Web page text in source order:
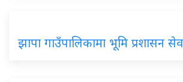
झापा गाउँपालिकामा भूमि प्रशासन